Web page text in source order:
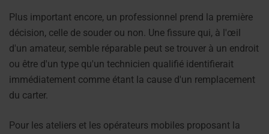
Plus important encore, un professionnel prend la première
décision, celle de souder ou non. Une fissure qui, à l'œil
d'un amateur, semble réparable peut se trouver à un endroit
ou être d'un type qu'un technicien qualifié identifierait
immédiatement comme étant la cause d'un remplacement
du carter.
Pour les ateliers et les opérateurs mobiles proposant la